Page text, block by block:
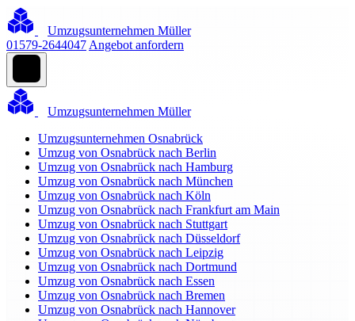
Umzugsunternehmen Müller
01579-2644047 Angebot anfordern
Umzugsunternehmen Müller
Umzugsunternehmen Osnabrück
Umzug von Osnabrück nach Berlin
Umzug von Osnabrück nach Hamburg
Umzug von Osnabrück nach München
Umzug von Osnabrück nach Köln
Umzug von Osnabrück nach Frankfurt am Main
Umzug von Osnabrück nach Stuttgart
Umzug von Osnabrück nach Düsseldorf
Umzug von Osnabrück nach Leipzig
Umzug von Osnabrück nach Dortmund
Umzug von Osnabrück nach Essen
Umzug von Osnabrück nach Bremen
Umzug von Osnabrück nach Hannover